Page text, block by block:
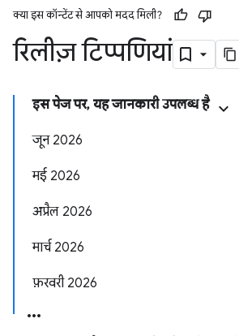
क्या इस कॉन्टेंट से आपको मदद मिली?
रिलीज़ टिप्पणियां
इस पेज पर, यह जानकारी उपलब्ध है
जून 2026
मई 2026
अप्रैल 2026
मार्च 2026
फ़रवरी 2026